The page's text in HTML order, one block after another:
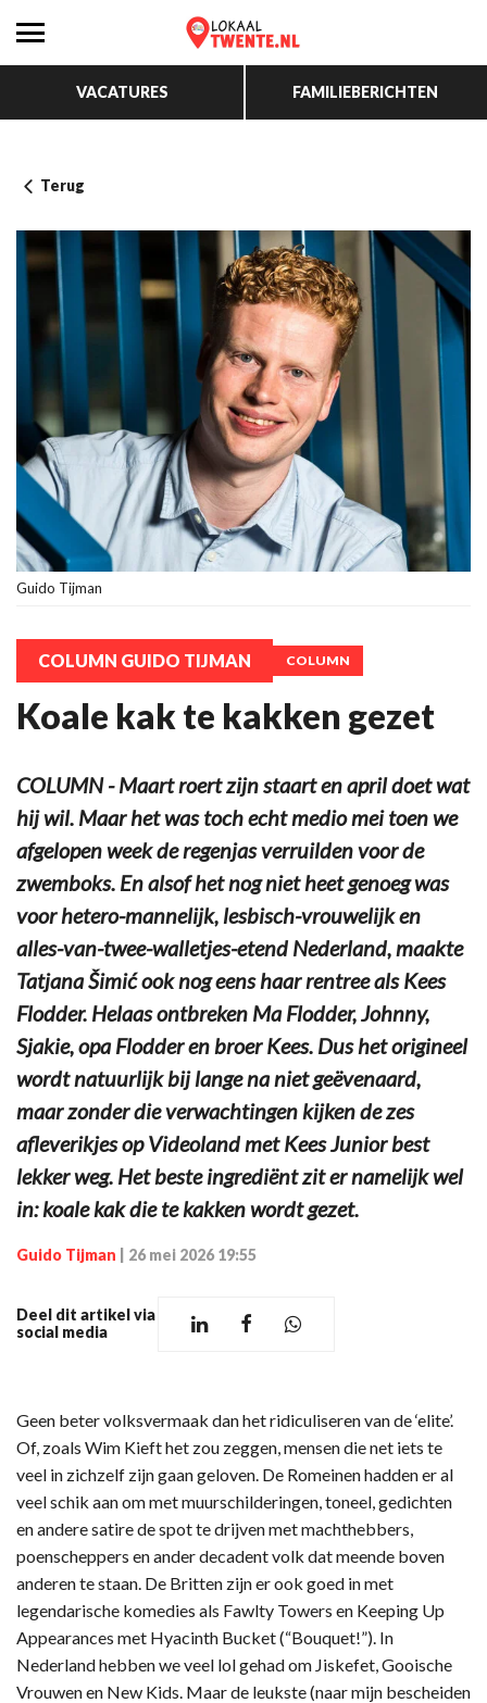
VACATURES FAMILIEBERICHTEN
Terug
Guido Tijman
COLUMN GUIDO TIJMAN COLUMN
Koale kak te kakken gezet
COLUMN - Maart roert zijn staart en april doet wat
hij wil. Maar het was toch echt medio mei toen we
afgelopen week de regenjas verruilden voor de
zwemboks. En alsof het nog niet heet genoeg was
voor hetero-mannelijk, lesbisch-vrouwelijk en
alles-van-twee-walletjes-etend Nederland, maakte
Tatjana Šimić ook nog eens haar rentree als Kees
Flodder. Helaas ontbreken Ma Flodder, Johnny,
Sjakie, opa Flodder en broer Kees. Dus het origineel
wordt natuurlijk bij lange na niet geëvenaard,
maar zonder die verwachtingen kijken de zes
afleverikjes op Videoland met Kees Junior best
lekker weg. Het beste ingrediënt zit er namelijk wel
in: koale kak die te kakken wordt gezet.
Guido Tijman 26 mei 2026 19:55
Deel dit artikel via
social media
Geen beter volksvermaak dan het ridiculiseren van de ‘elite’.
Of, zoals Wim Kieft het zou zeggen, mensen die net iets te
veel in zichzelf zijn gaan geloven. De Romeinen hadden er al
veel schik aan om met muurschilderingen, toneel, gedichten
en andere satire de spot te drijven met machthebbers,
poenscheppers en ander decadent volk dat meende boven
anderen te staan. De Britten zijn er ook goed in met
legendarische komedies als Fawlty Towers en Keeping Up
Appearances met Hyacinth Bucket (“Bouquet!”). In
Nederland hebben we veel lol gehad om Jiskefet, Gooische
Vrouwen en New Kids. Maar de leukste (naar mijn bescheiden